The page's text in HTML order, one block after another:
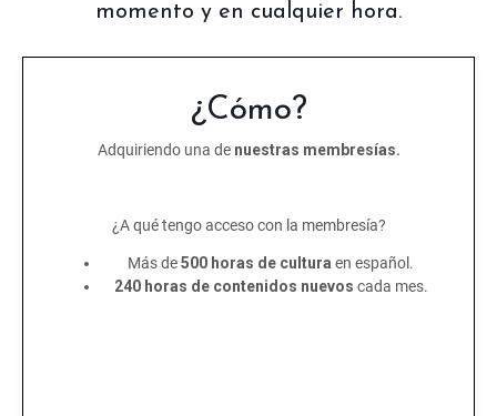
momento y en cualquier hora.
¿Cómo?
Adquiriendo una de nuestras membresías.
¿A qué tengo acceso con la membresía?
Más de500 horas de cultura en español.
240 horas de contenidos nuevos cada mes.